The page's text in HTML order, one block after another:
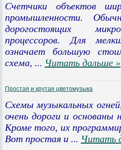
Счетчики объектов
промышленности.
дорогостоящих
процессоров. Для
означает большую
схема, ... Читать дальше »
Простая и крутая цветомузыка
Схемы музыкальных
очень дороги и основаны
Кроме того, их
Вот простая и ... Читать